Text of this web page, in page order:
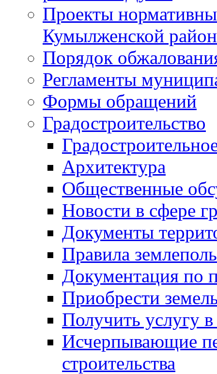
Проекты
Кумылженской
Порядок
Регламенты
Формы обращений
Градостроительство
Архитектура
Общественные
Новости в сфере
Документы
Правила
Документация по
Приобрести
Получить услугу в
Исчерпывающие
строительства